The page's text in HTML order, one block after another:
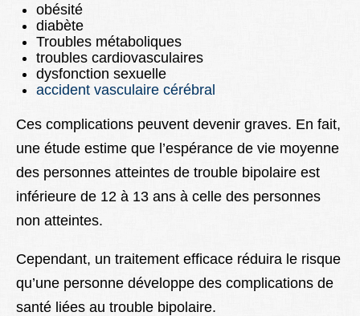
obésité
diabète
Troubles métaboliques
troubles cardiovasculaires
dysfonction sexuelle
accident vasculaire cérébral
Ces complications peuvent devenir graves. En fait,
une étude estime que l’espérance de vie moyenne
des personnes atteintes de trouble bipolaire est
inférieure de 12 à 13 ans à celle des personnes
non atteintes.
Cependant, un traitement efficace réduira le risque
qu’une personne développe des complications de
santé liées au trouble bipolaire.